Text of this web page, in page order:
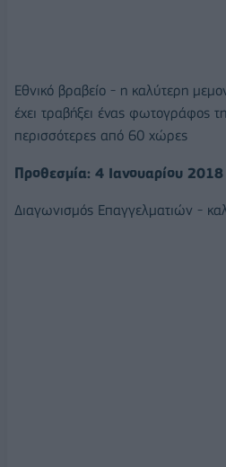
Εθνικό βραβείο - η καλύτερη
έχει τραβήξει ένας φωτογράφος
περισσότερες από 60 χώρες
Προθεσμία: 4 Ιανουαρίου 2018
Διαγωνισμός Επαγγελματιών -